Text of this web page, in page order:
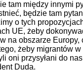
tam między innymi
będzie tam
o tych
UE, żeby
na obszarze Europy,
żeby migrantów
oni przysyłani do
Duda.